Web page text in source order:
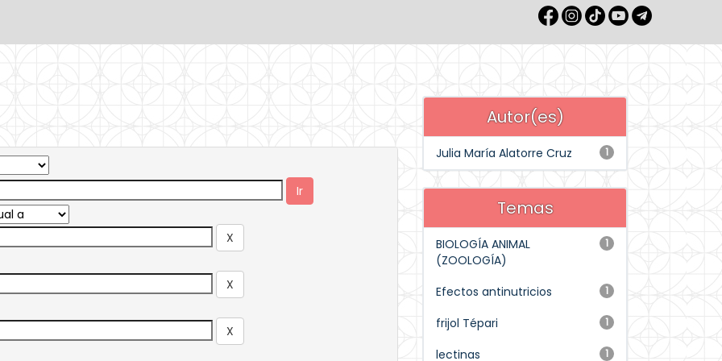
Autor(es)
1
Julia María Alatorre Cruz
Temas
1
BIOLOGÍA ANIMAL
(ZOOLOGÍA)
1
Efectos antinutricios
1
frijol Tépari
1
lectinas